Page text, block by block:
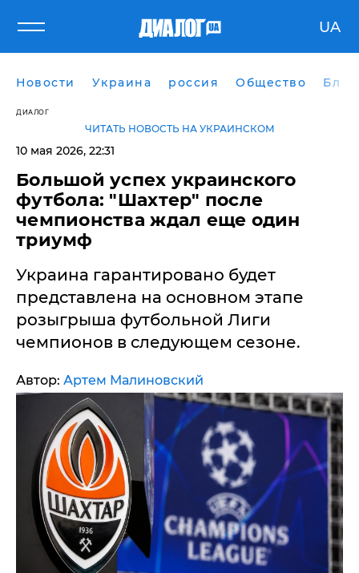
UA
Новости Украина россия Общество
ДИАЛОГ
ЧИТАТЬ НОВОСТЬ НА УКРАИНСКОМ
10 мая 2026, 22:31
Большой успех украинского
футбола: "Шахтер" после
чемпионства ждал еще один
триумф
Украина гарантировано будет
представлена на основном этапе
розыгрыша футбольной Лиги
чемпионов в следующем сезоне.
Автор: Артем Малиновский